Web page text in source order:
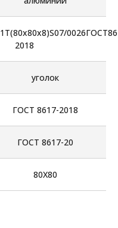
2018
уголок
ГОСТ 8617-2018
ГОСТ 8617-20
80Х80